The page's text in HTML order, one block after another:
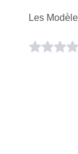
Les